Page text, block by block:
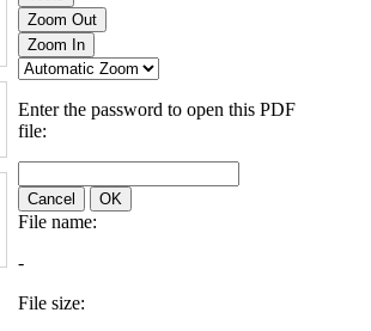
Zoom Out
Zoom In
Enter the password to open this PDF
file:
Cancel OK
File name:
-
File size: